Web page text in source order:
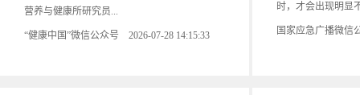
营养与健康所研究员...
“健康中国”微信公众号 2026-07-28 14:15:33
时，才会出现明显
国家应急广播微信